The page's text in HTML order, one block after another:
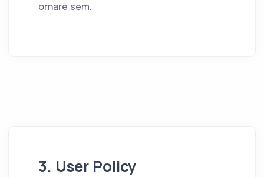
ornare sem.
3. User Policy